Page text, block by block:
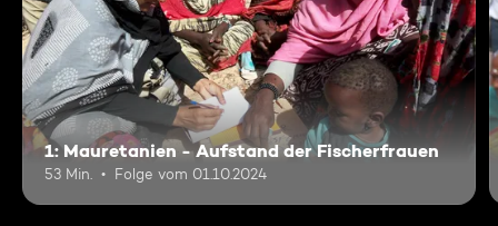
1: Mauretanien - Aufstand der Fischerfrauen
53 Min. Folge vom 01.10.2024